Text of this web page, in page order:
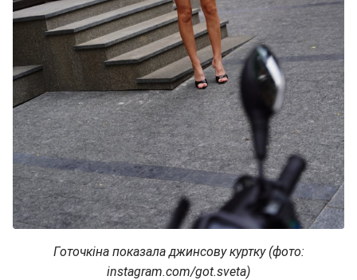
Готочкіна показала джинсову куртку (фото:
instagram.com/got.sveta)